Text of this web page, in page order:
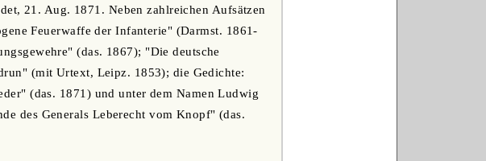
21. Aug. 1871. Neben zahlreichen Aufsätzen
Feuerwaffe der Infanterie" (Darmst. 1861-
(das. 1867); "Die deutsche
(mit Urtext, Leipz. 1853); die Gedichte:
(das. 1871) und unter dem Namen Ludwig
des Generals Leberecht vom Knopf" (das.